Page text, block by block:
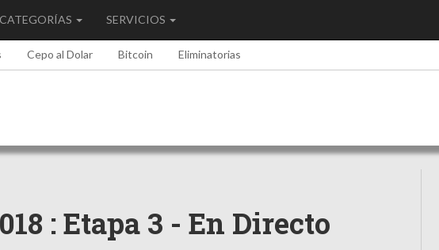
CATEGORÍAS SERVICIOS
Cepo al Dolar Bitcoin Eliminatorias
: Etapa 3 - En Directo